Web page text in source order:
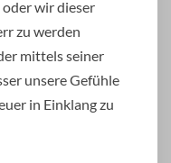
wir dieser
zu werden
mittels seiner
unsere Gefühle
in Einklang zu